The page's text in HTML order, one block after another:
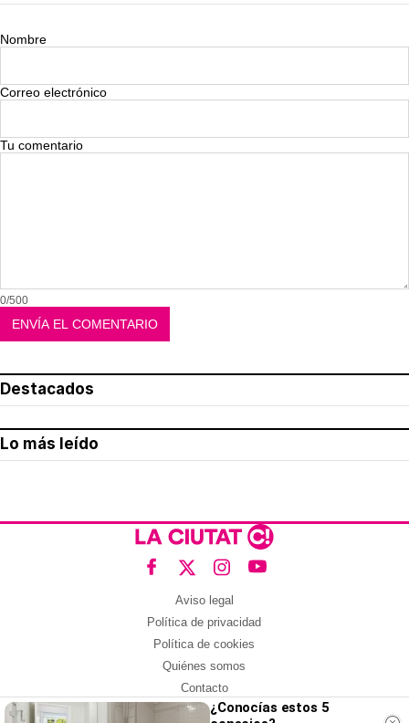
Nombre
Correo electrónico
Tu comentario
0/500
Destacados
Lo más leído
Aviso legal
Política de privacidad
Política de cookies
Quiénes somos
Contacto
Redes sociales¿Conocías estos 5